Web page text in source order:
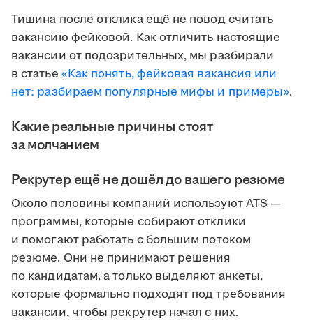
Тишина после отклика ещё не повод считать
вакансию фейковой. Как отличить настоящие
вакансии от подозрительных, мы разбирали
в статье «Как понять, фейковая вакансия или
нет: разбираем популярные мифы и примеры».
Какие реальные причины стоят
за молчанием
Рекрутер ещё не дошёл до вашего резюме
Около половины компаний используют ATS —
программы, которые собирают отклики
и помогают работать с большим потоком
резюме. Они не принимают решения
по кандидатам, а только выделяют анкеты,
которые формально подходят под требования
вакансии, чтобы рекрутер начал с них.